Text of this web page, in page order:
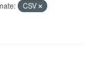
CSV